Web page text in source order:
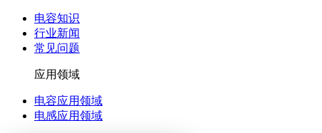
电容知识
行业新闻
常见问题
应用领域
电容应用领域
电感应用领域